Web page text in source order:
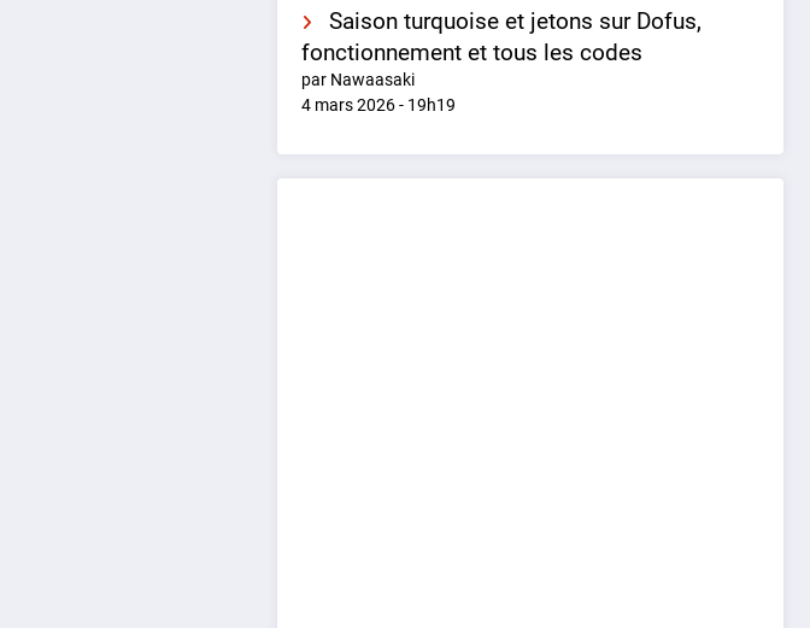
Saison turquoise et jetons sur Dofus,
fonctionnement et tous les codes
par Nawaasaki
4 mars 2026 - 19h19